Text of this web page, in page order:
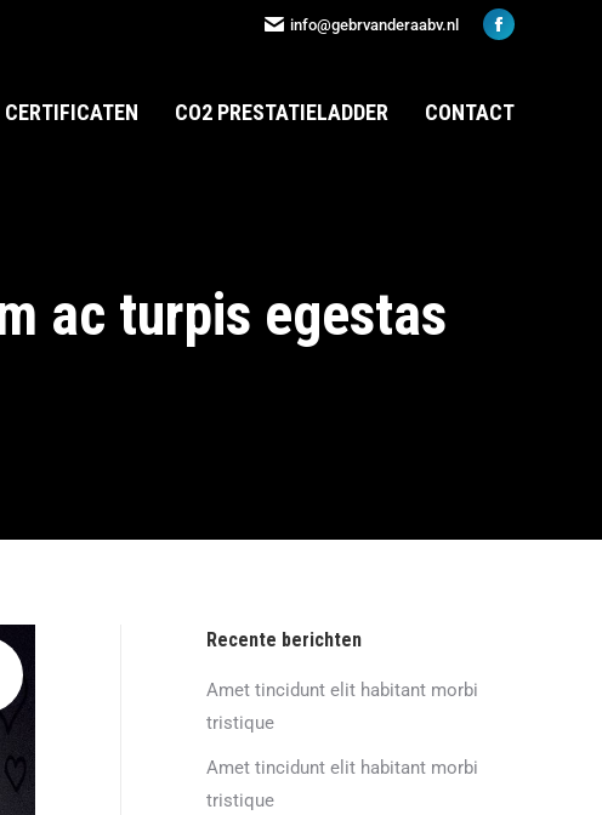
info@gebrvanderaabv.nl
CERTIFICATEN CO2 PRESTATIELADDER CONTACT
ac turpis egestas
Recente berichten
Amet tincidunt elit habitant morbi
tristique
Amet tincidunt elit habitant morbi
tristique